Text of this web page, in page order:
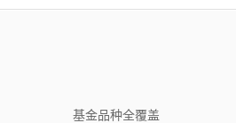
基金品种全覆盖